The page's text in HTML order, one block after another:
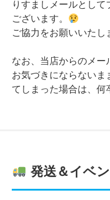
りすましメールとし
ございます。
ご協力をお願いいたし
なお、当店からのメー
お気づきにならないま
てしまった場合は、何
発送＆イベ